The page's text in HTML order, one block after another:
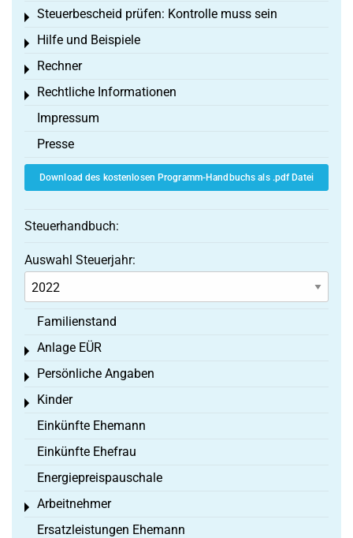
Steuerbescheid prüfen: Kontrolle muss sein
Toggle menu
Hilfe und Beispiele
Toggle menu
Rechner
Toggle menu
Rechtliche Informationen
Toggle menu
Impressum
Presse
Download des kostenlosen Programm-Handbuchs als .pdf Datei
Steuerhandbuch:
Auswahl Steuerjahr:
Familienstand
Anlage EÜR
Toggle menu
Persönliche Angaben
Toggle menu
Kinder
Toggle menu
Einkünfte Ehemann
Einkünfte Ehefrau
Energiepreispauschale
Arbeitnehmer
Toggle menu
Ersatzleistungen Ehemann